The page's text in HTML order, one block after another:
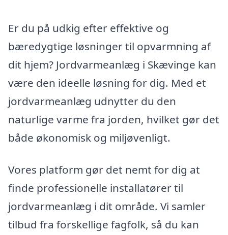
Er du på udkig efter effektive og
bæredygtige løsninger til opvarmning af
dit hjem? Jordvarmeanlæg i Skævinge kan
være den ideelle løsning for dig. Med et
jordvarmeanlæg udnytter du den
naturlige varme fra jorden, hvilket gør det
både økonomisk og miljøvenligt.
Vores platform gør det nemt for dig at
finde professionelle installatører til
jordvarmeanlæg i dit område. Vi samler
tilbud fra forskellige fagfolk, så du kan